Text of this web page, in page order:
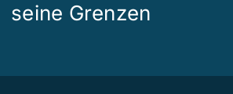
seine Grenzen